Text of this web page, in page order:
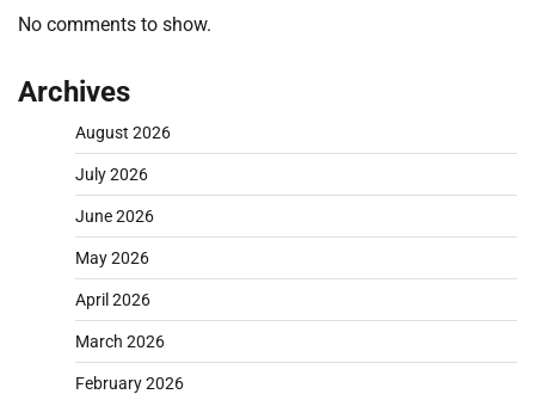
No comments to show.
Archives
August 2026
July 2026
June 2026
May 2026
April 2026
March 2026
February 2026